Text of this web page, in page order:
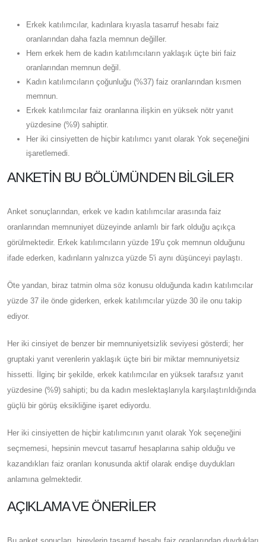
Erkek katılımcılar, kadınlara kıyasla tasarruf hesabı faiz
oranlarından daha fazla memnun değiller.
Hem erkek hem de kadın katılımcıların yaklaşık üçte biri faiz
oranlarından memnun değil.
Kadın katılımcıların çoğunluğu (%37) faiz oranlarından kısmen
memnun.
Erkek katılımcılar faiz oranlarına ilişkin en yüksek nötr yanıt
yüzdesine (%9) sahiptir.
Her iki cinsiyetten de hiçbir katılımcı yanıt olarak Yok seçeneğini
işaretlemedi.
ANKETIN BU BÖLÜMÜNDEN BILGILER
Anket sonuçlarından, erkek ve kadın katılımcılar arasında faiz
oranlarından memnuniyet düzeyinde anlamlı bir fark olduğu açıkça
görülmektedir. Erkek katılımcıların yüzde 19'u çok memnun olduğunu
ifade ederken, kadınların yalnızca yüzde 5'i aynı düşünceyi paylaştı.
Öte yandan, biraz tatmin olma söz konusu olduğunda kadın katılımcılar
yüzde 37 ile önde giderken, erkek katılımcılar yüzde 30 ile onu takip
ediyor.
Her iki cinsiyet de benzer bir memnuniyetsizlik seviyesi gösterdi; her
gruptaki yanıt verenlerin yaklaşık üçte biri bir miktar memnuniyetsiz
hissetti. İlginç bir şekilde, erkek katılımcılar en yüksek tarafsız yanıt
yüzdesine (%9) sahipti; bu da kadın meslektaşlarıyla karşılaştırıldığında
güçlü bir görüş eksikliğine işaret ediyordu.
Her iki cinsiyetten de hiçbir katılımcının yanıt olarak Yok seçeneğini
seçmemesi, hepsinin mevcut tasarruf hesaplarına sahip olduğu ve
kazandıkları faiz oranları konusunda aktif olarak endişe duydukları
anlamına gelmektedir.
AÇIKLAMA VE ÖNERILER